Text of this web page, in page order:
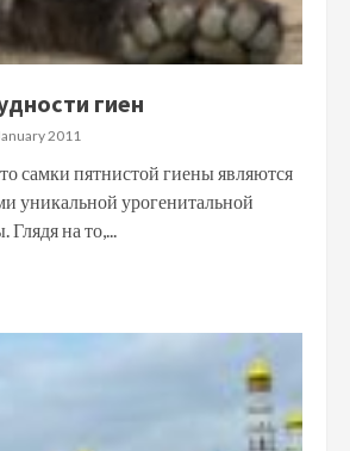
гиен
2011
самки пятнистой гиены являются
уникальной урогенитальной
Глядя на то,...